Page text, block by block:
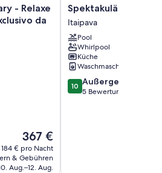
- Relaxe
da
Der
Preis
beträgt
367 €
367 €
184 € pro Nacht
& Gebühren
Aug.–12. Aug.
Spektakuläres
Haus
in
Itaipava
Itaipava
Spektakuläres Haus
Itaipava
Pool
Whirlpool
Küche
Waschmaschine
10.0
von
10 Außergewöhnlich
5 Bewertungen